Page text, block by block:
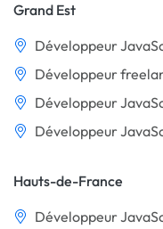
Grand Est
Développeur
Développeur
Développeur
Développeur
Hauts-de-France
Développeur